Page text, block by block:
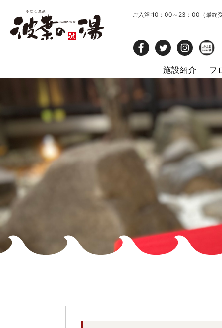
ご入浴:10：00～23：00（最終
施設紹介 フ